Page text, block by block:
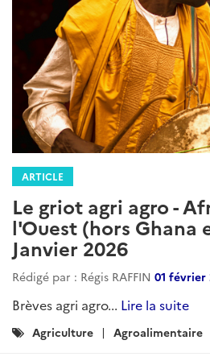
divertissement
propriete-
commerce-usa
ARTICLE
Etats-Unis – Brèves